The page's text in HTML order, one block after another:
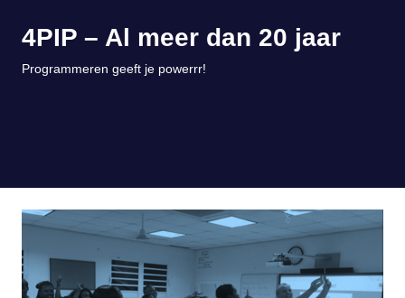
naar
inhoud
4PIP – Al meer dan 20 jaar
Programmeren geeft je powerrr!